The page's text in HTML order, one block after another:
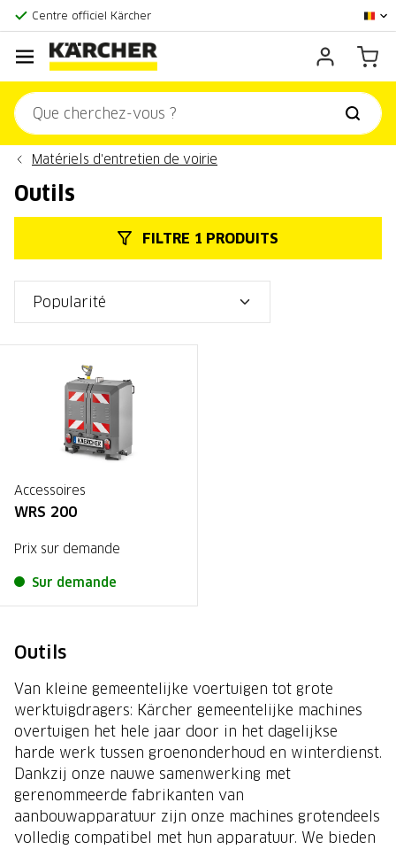
Centre officiel Kärcher
Score client:9,3/10
Matériels d'entretien de voirie
Outils
FILTRE 1 PRODUITS
Accessoires
WRS 200
Prix sur demande
Sur demande
Outils
Van kleine gemeentelijke voertuigen tot grote
werktuigdragers: Kärcher gemeentelijke machines
overtuigen het hele jaar door in het dagelijkse
harde werk tussen groenonderhoud en winterdienst.
Dankzij onze nauwe samenwerking met
gerenommeerde fabrikanten van
aanbouwapparatuur zijn onze machines grotendeels
volledig compatibel met hun apparatuur. We bieden